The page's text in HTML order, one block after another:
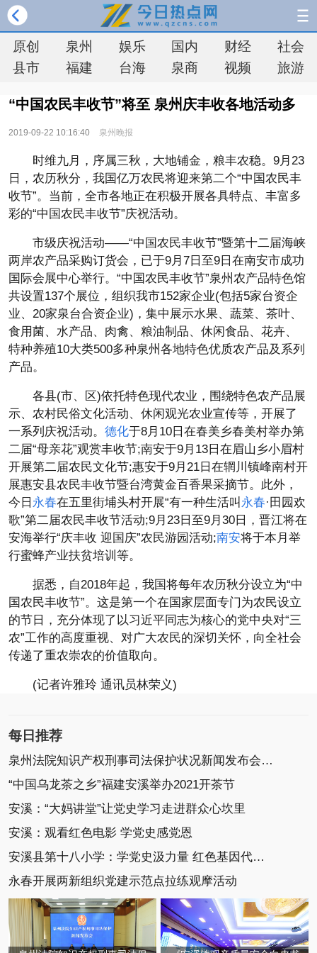
原创 泉州 娱乐 国内 财经
社会
县市
福建 台海 泉商 视频 旅游
“中国农民丰收节”将至 泉州庆丰收各地活动多
2019-09-22 10:16:40 泉州晚报
时维九月，序属三秋，大地铺金，粮丰农稳。9月23
日，农历秋分，我国亿万农民将迎来第二个“中国农民丰
收节”。当前，全市各地正在积极开展各具特点、丰富多
彩的“中国农民丰收节”庆祝活动。
市级庆祝活动——“中国农民丰收节”暨第十二届海峡
两岸农产品采购订货会，已于9月7日至9日在南安市成功
国际会展中心举行。“中国农民丰收节”泉州农产品特色馆
共设置137个展位，组织我市152家企业(包括5家台资企
业、20家泉台合资企业)，集中展示水果、蔬菜、茶叶、
食用菌、水产品、肉禽、粮油制品、休闲食品、花卉、
特种养殖10大类500多种泉州各地特色优质农产品及系列
产品。
各县(市、区)依托特色现代农业，围绕特色农产品展
示、农村民俗文化活动、休闲观光农业宣传等，开展了
一系列庆祝活动。 德化于8月10日在春美乡春美村举办第
二届“母亲花”观赏丰收节;南安于9月13日在眉山乡小眉村
开展第二届农民文化节;惠安于9月21日在辋川镇峰南村开
展惠安县农民丰收节暨台湾黄金百香果采摘节。此外，
今日 永春在五里街埔头村开展“有一种生活叫 永春·田园欢
歌”第二届农民丰收节活动;9月23日至9月30日，晋江将在
安海举行“庆丰收 迎国庆”农民游园活动;南安将于本月举
行蜜蜂产业扶贫培训等。
据悉，自2018年起，我国将每年农历秋分设立为“中
国农民丰收节”。这是第一个在国家层面专门为农民设立
的节日，充分体现了以习近平同志为核心的党中央对“三
农”工作的高度重视、对广大农民的深切关怀，向全社会
传递了重农崇农的价值取向。
(记者许雅玲 通讯员林荣义)
每日推荐
泉州法院知识产权刑事司法保护状况新闻发布会召开
“中国乌龙茶之乡”福建安溪举办2021开茶节
安溪：“大妈讲堂”让党史学习走进群众心坎里
安溪：观看红色电影 学党史感党恩
安溪县第十八小学：学党史汲力量 红色基因代代传
永春开展两新组织党建示范点拉练观摩活动